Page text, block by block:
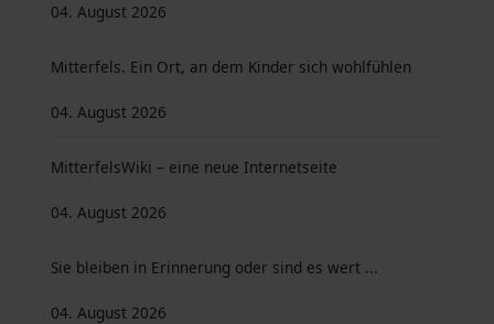
04. August 2026
Mitterfels. Ein Ort, an dem Kinder sich wohlfühlen
04. August 2026
MitterfelsWiki – eine neue Internetseite
04. August 2026
Sie bleiben in Erinnerung oder sind es wert ...
04. August 2026